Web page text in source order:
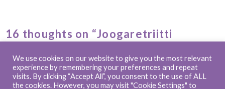
16 thoughts on “Joogaretriitti
elämänpolkua”